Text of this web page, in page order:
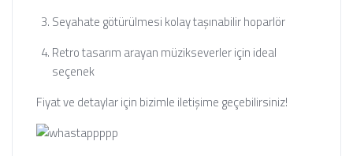
Seyahate götürülmesi kolay taşınabilir hoparlör
Retro tasarım arayan müzikseverler için ideal
seçenek
Fiyat ve detaylar için bizimle iletişime geçebilirsiniz!